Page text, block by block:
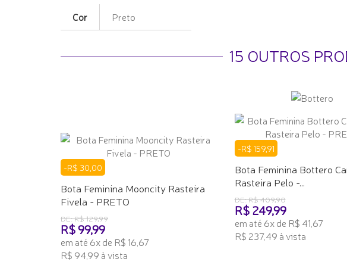
Cor Preto
15 OUTROS
-R$ 30,00
Bota Feminina Mooncity Rasteira
Fivela - PRETO
DE: R$ 129,99
R$ 99,99
em até 6x de R$ 16,67
R$ 94,99 à vista
-R$ 159,91
Bota Feminina Bottero
Rasteira Pelo -...
DE: R$ 409,90
R$ 249,99
em até 6x de R$ 41,67
R$ 237,49 à vista